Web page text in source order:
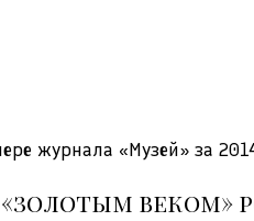
журнала «Музей» за
«золотым веком»